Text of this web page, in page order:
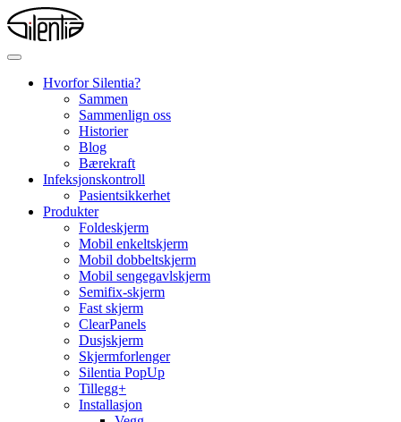
Skip
to
content
Hvorfor Silentia?
Sammen
Sammenlign oss
Historier
Blog
Bærekraft
Infeksjonskontroll
Pasientsikkerhet
Produkter
Foldeskjerm
Mobil enkeltskjerm
Mobil dobbeltskjerm
Mobil sengegavlskjerm
Semifix-skjerm
Fast skjerm
ClearPanels
Dusjskjerm
Skjermforlenger
Silentia PopUp
Tillegg+
Installasjon